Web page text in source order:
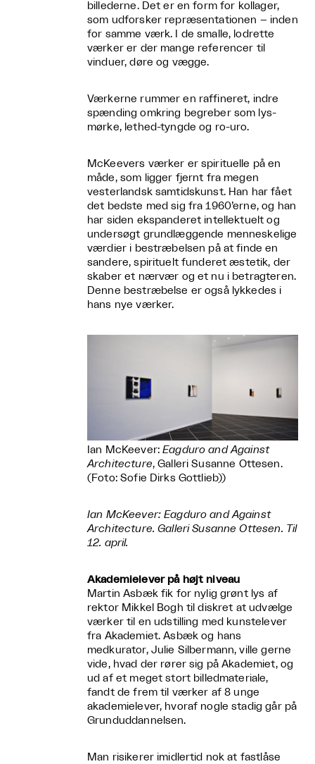
billederne. Det er en form for kollager,
som udforsker repræsentationen – inden
for samme værk. I de smalle, lodrette
værker er der mange referencer til
vinduer, døre og vægge.
Værkerne rummer en raffineret, indre
spænding omkring begreber som lys-
mørke, lethed-tyngde og ro-uro.
McKeevers værker er spirituelle på en
måde, som ligger fjernt fra megen
vesterlandsk samtidskunst. Han har fået
det bedste med sig fra 1960’erne, og han
har siden ekspanderet intellektuelt og
undersøgt grundlæggende menneskelige
værdier i bestræbelsen på at finde en
sandere, spirituelt funderet æstetik, der
skaber et nærvær og et nu i betragteren.
Denne bestræbelse er også lykkedes i
hans nye værker.
Ian McKeever:Eagduro and Against
Architecture, Galleri Susanne Ottesen.
(Foto: Sofie Dirks Gottlieb))
Ian McKeever: Eagduro and Against
Architecture. Galleri Susanne Ottesen. Til
12. april.
Akademielever på højt niveau
Martin Asbæk fik for nylig grønt lys af
rektor Mikkel Bogh til diskret at udvælge
værker til en udstilling med kunstelever
fra Akademiet. Asbæk og hans
medkurator, Julie Silbermann, ville gerne
vide, hvad der rører sig på Akademiet, og
ud af et meget stort billedmateriale,
fandt de frem til værker af 8 unge
akademielever, hvoraf nogle stadig går på
Grunduddannelsen.
Man risikerer imidlertid nok at fastlåse